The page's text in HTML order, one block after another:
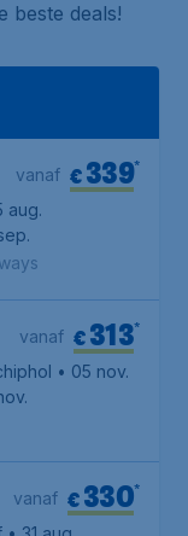
beste deals!
€339*
vanaf
aug.
€313*
vanaf
• 05 nov.
€330*
vanaf